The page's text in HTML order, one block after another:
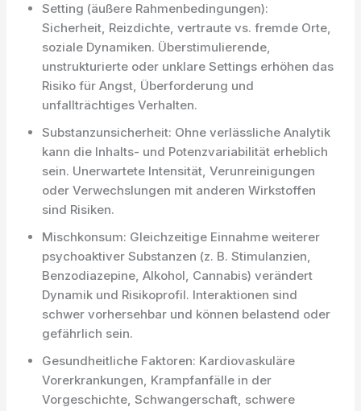
Setting (äußere Rahmenbedingungen):
Sicherheit, Reizdichte, vertraute vs. fremde Orte,
soziale Dynamiken. Überstimulierende,
unstrukturierte oder unklare Settings erhöhen das
Risiko für Angst, Überforderung und
unfallträchtiges Verhalten.
Substanzunsicherheit: Ohne verlässliche Analytik
kann die Inhalts- und Potenzvariabilität erheblich
sein. Unerwartete Intensität, Verunreinigungen
oder Verwechslungen mit anderen Wirkstoffen
sind Risiken.
Mischkonsum: Gleichzeitige Einnahme weiterer
psychoaktiver Substanzen (z. B. Stimulanzien,
Benzodiazepine, Alkohol, Cannabis) verändert
Dynamik und Risikoprofil. Interaktionen sind
schwer vorhersehbar und können belastend oder
gefährlich sein.
Gesundheitliche Faktoren: Kardiovaskuläre
Vorerkrankungen, Krampfanfälle in der
Vorgeschichte, Schwangerschaft, schwere